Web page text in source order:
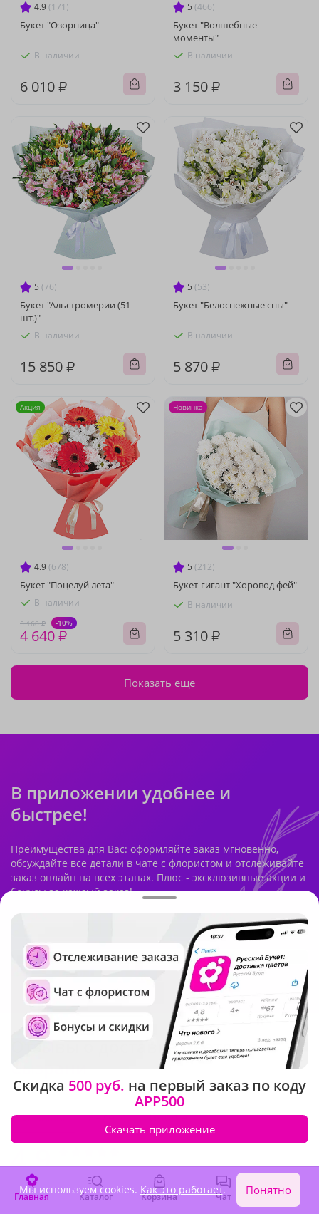
4.9 (171)
Букет "Озорница"
В наличии
6 010 ₽
5 (466)
Букет "Волшебные
моменты"
В наличии
3 150 ₽
5 (76)
Букет "Альстромерии (51
шт.)"
В наличии
15 850 ₽
5 (53)
Букет "Белоснежные сны"
В наличии
5 870 ₽
4.9 (678)
Букет "Поцелуй лета"
В наличии
5 160 ₽ -10%
4 640 ₽
Акция
5 (212)
Букет-гигант "Хоровод фей"
В наличии
5 310 ₽
Новинка
Показать ещё
В приложении удобнее и
быстрее!
Преимущества для Вас: оформляйте заказ мгновенно,
обсуждайте все детали в чате с флористом и отслеживайте
заказ онлайн на всех этапах. Плюс - эксклюзивные акции и
бонусы за каждый заказ!
Отзывы о доставке цветов в
Сызрани
Отзывы Яндекс Google
4.9
Главная Каталог Корзина Чат Войти
Скидка 500 руб. на первый заказ по коду
APP500
Скачать приложение
Мы используем cookies. Как это работает. Понятно